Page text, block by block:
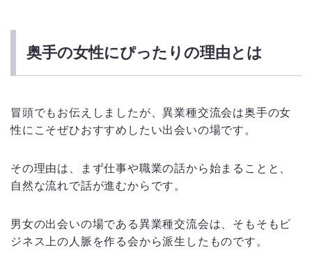
奥手の女性にぴったりの理由とは
冒頭でもお伝えしましたが、異業種交流会は奥手の女
性にこそぜひおすすめしたい出会いの場です。
その理由は、まず仕事や職業の話から始まることと、
自然な流れで話が進むからです。
男女の出会いの場である異業種交流会は、そもそもビ
ジネス上の人脈を作る会から派生したものです。